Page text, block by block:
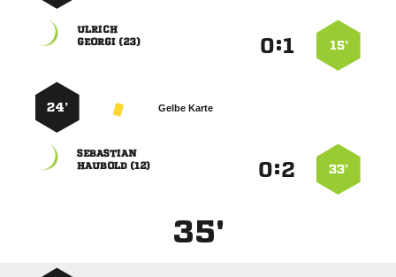
15’
:

 
Gelbe Karte
24’
33’
:

 
35'